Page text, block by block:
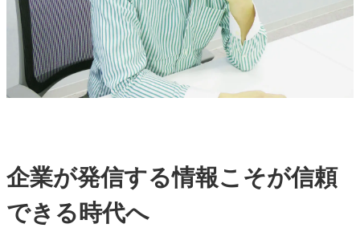
企業が発信する情報こそが信頼
できる時代へ